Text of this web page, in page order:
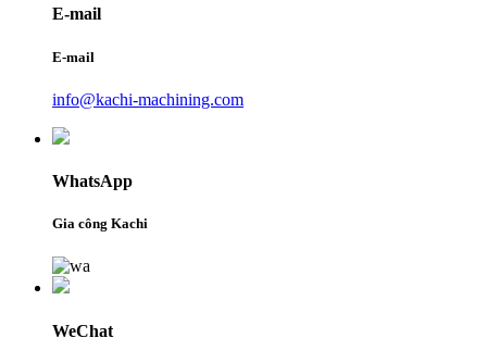
E-mail
E-mail
info@kachi-machining.com
WhatsApp
Gia công Kachi
WeChat